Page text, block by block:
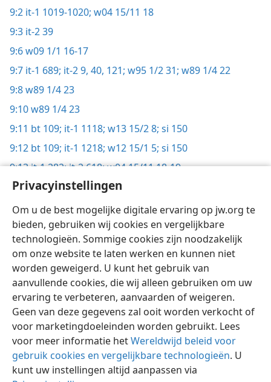
Privacyinstellingen
Om u de best mogelijke digitale ervaring op jw.org te
bieden, gebruiken wij cookies en vergelijkbare
technologieën. Sommige cookies zijn noodzakelijk
om onze website te laten werken en kunnen niet
worden geweigerd. U kunt het gebruik van
aanvullende cookies, die wij alleen gebruiken om uw
ervaring te verbeteren, aanvaarden of weigeren.
Geen van deze gegevens zal ooit worden verkocht of
voor marketingdoeleinden worden gebruikt. Lees
voor meer informatie hetWereldwijd beleid voor
gebruik cookies en vergelijkbare technologieën. U
kunt uw instellingen altijd aanpassen via
9:2 it-1 1019-1020; w04 15/11 18
9:3 it-2 39
9:6w09 1/1 16-17
9:7 it-1 689; it-2 9, 40, 121; w95 1/2 31; w89 1/4 22
9:8w89 1/4 23
9:10w89 1/4 23
9:11 bt 109; it-1 1118; w13 15/2 8; si 150
9:12 bt 109; it-1 1218; w12 15/1 5; si 150
9:13it-1 282;it-2 618;w04 15/11 18-19
9:14 si 150
9:15 si 150
Nederlands Delen Instellingen
Copyright © 2026 Watch Tower Bible and Tract Society of Pennsylvania
Gebruiksvoorwaarden Privacybeleid
Privacyinstellingen
Inloggen